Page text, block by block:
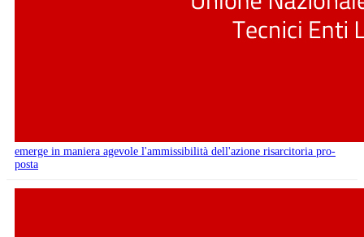
emerge in maniera agevole l'ammissibilità dell'azione risarcitoria pro-
posta